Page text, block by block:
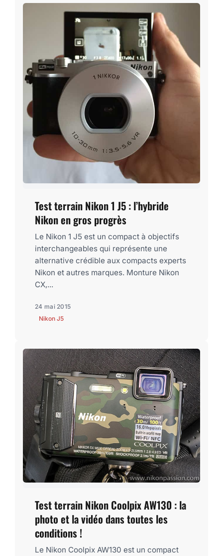
Test terrain Nikon 1 J5 : l’hybride
Nikon en gros progrès
Le Nikon 1 J5 est un compact à objectifs
interchangeables qui représente une
alternative crédible aux compacts experts
Nikon et autres marques. Monture Nikon
CX,...
24 mai 2015
Nikon J5
Test terrain Nikon Coolpix AW130 : la
photo et la vidéo dans toutes les
conditions !
Le Nikon Coolpix AW130 est un compact